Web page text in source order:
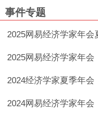
事件专题
2025网易经济学家年会
2025网易经济学家年会
2024经济学家夏季年会
2024网易经济学家年会